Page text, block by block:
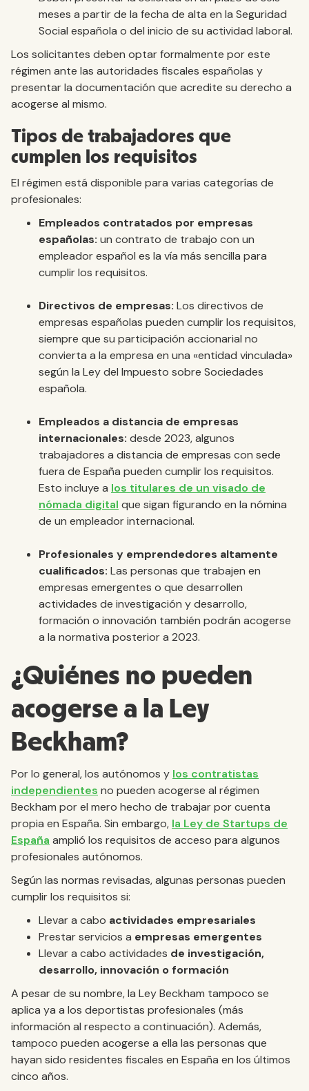
meses a partir de la fecha de alta en la Seguridad
Social española o del inicio de su actividad laboral.
Los solicitantes deben optar formalmente por este
régimen ante las autoridades fiscales españolas y
presentar la documentación que acredite su derecho a
acogerse al mismo.
Tipos de trabajadores que
cumplen los requisitos
El régimen está disponible para varias categorías de
profesionales:
Empleados contratados por empresas
españolas: un contrato de trabajo con un
empleador español es la vía más sencilla para
cumplir los requisitos.
Directivos de empresas: Los directivos de
empresas españolas pueden cumplir los requisitos,
siempre que su participación accionarial no
convierta a la empresa en una «entidad vinculada»
según la Ley del Impuesto sobre Sociedades
española.
Empleados a distancia de empresas
internacionales: desde 2023, algunos
trabajadores a distancia de empresas con sede
fuera de España pueden cumplir los requisitos.
Esto incluye a los titulares de un visado de
nómada digital que sigan figurando en la nómina
de un empleador internacional.
Profesionales y emprendedores altamente
cualificados: Las personas que trabajen en
empresas emergentes o que desarrollen
actividades de investigación y desarrollo,
formación o innovación también podrán acogerse
a la normativa posterior a 2023.
¿Quiénes no pueden
acogerse a la Ley
Beckham?
Por lo general, los autónomos y los contratistas
independientes no pueden acogerse al régimen
Beckham por el mero hecho de trabajar por cuenta
propia en España. Sin embargo, la Ley de Startups de
España amplió los requisitos de acceso para algunos
profesionales autónomos.
Según las normas revisadas, algunas personas pueden
cumplir los requisitos si:
Llevar a cabo actividades empresariales
Prestar servicios a empresas emergentes
Llevar a cabo actividades de investigación,
desarrollo, innovación o formación
A pesar de su nombre, la Ley Beckham tampoco se
aplica ya a los deportistas profesionales (más
información al respecto a continuación). Además,
tampoco pueden acogerse a ella las personas que
hayan sido residentes fiscales en España en los últimos
cinco años.